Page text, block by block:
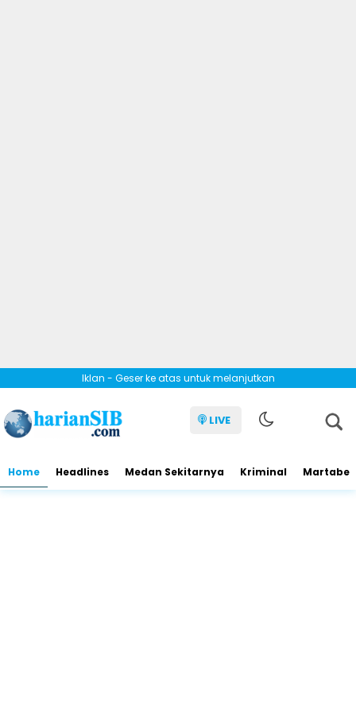
Iklan - Geser ke atas untuk melanjutkan
LIVE
Home Headlines Medan Sekitarnya Kriminal Martabe